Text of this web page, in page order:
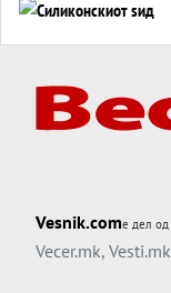
Vesnik.comе дел од
Vecer.mk, Vesti.mk